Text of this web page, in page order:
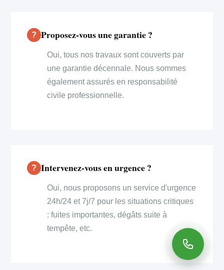
Proposez-vous une garantie ?
Oui, tous nos travaux sont couverts par
une garantie décennale. Nous sommes
également assurés en responsabilité
civile professionnelle.
Intervenez-vous en urgence ?
Oui, nous proposons un service d'urgence
24h/24 et 7j/7 pour les situations critiques
: fuites importantes, dégâts suite à
tempête, etc.